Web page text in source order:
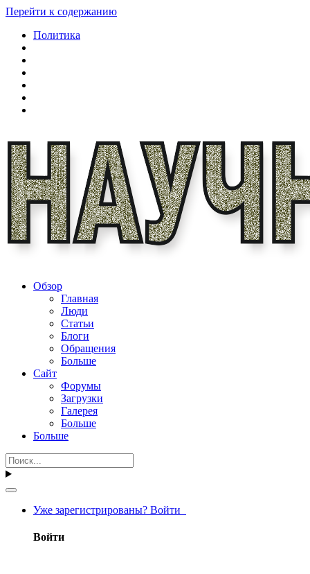
Перейти к содержанию
Политика
Обзор
Главная
Люди
Статьи
Блоги
Обращения
Больше
Сайт
Форумы
Загрузки
Галерея
Больше
Больше
Уже зарегистрированы? Войти
Войти